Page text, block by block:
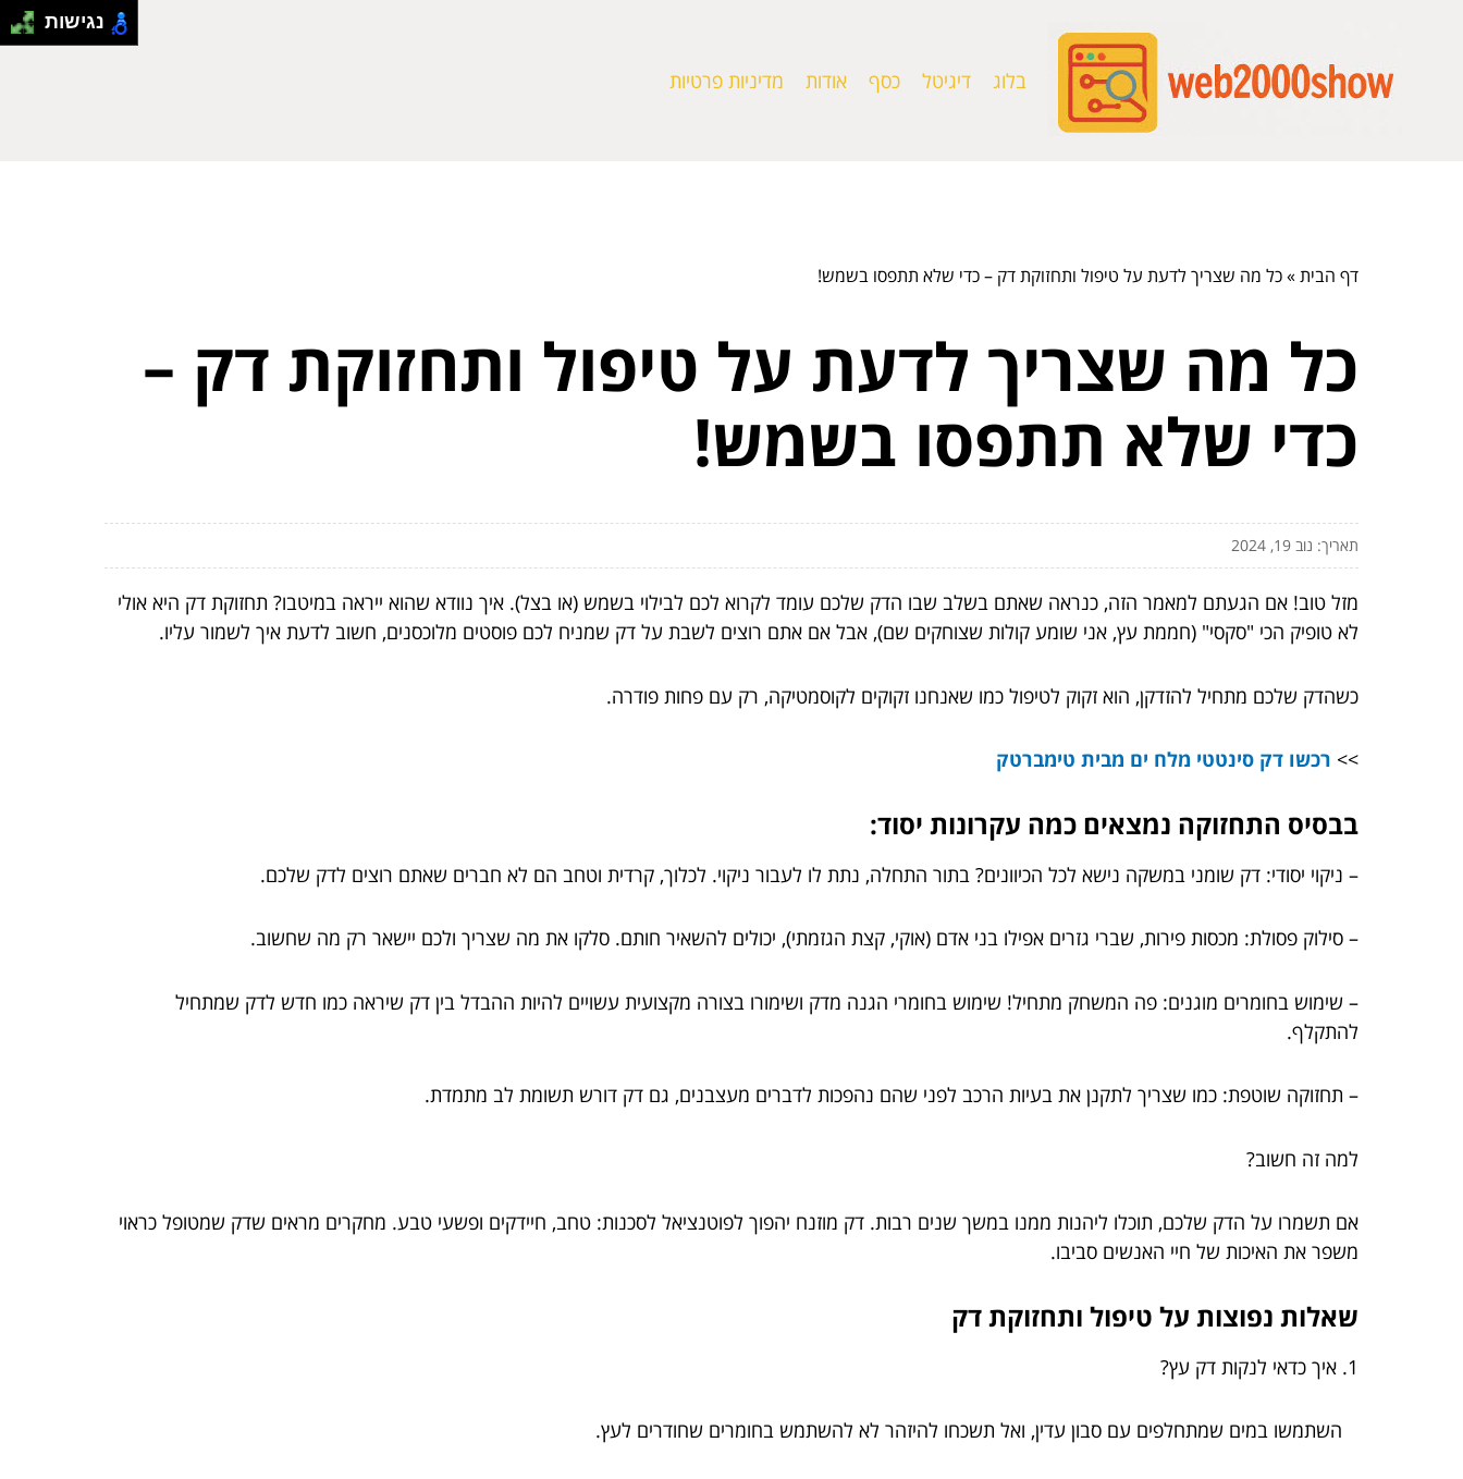
בלוג דיגיטל כסף אודות מדיניות פרטיות
דף הבית»כל מה שצריך לדעת על טיפול ותחזוקת דק – כדי שלא תתפסו בשמש!
כל מה שצריך לדעת על טיפול ותחזוקת דק –
כדי שלא תתפסו בשמש!
תאריך: נוב 19, 2024
מזל טוב! אם הגעתם למאמר הזה, כנראה שאתם בשלב שבו הדק שלכם עומד לקרוא לכם לבילוי בשמש (או בצל). איך נוודא שהוא ייראה במיטבו? תחזוקת דק היא אולי
לא טופיק הכי "סקסי" (חממת עץ, אני שומע קולות שצוחקים שם), אבל אם אתם רוצים לשבת על דק שמניח לכם פוסטים מלוכסנים, חשוב לדעת איך לשמור עליו.
כשהדק שלכם מתחיל להזדקן, הוא זקוק לטיפול כמו שאנחנו זקוקים לקוסמטיקה, רק עם פחות פודרה.
>> רכשו דק סינטטי מלח ים מבית טימברטק
בבסיס התחזוקה נמצאים כמה עקרונות יסוד:
– ניקוי יסודי: דק שומני במשקה נישא לכל הכיוונים? בתור התחלה, נתת לו לעבור ניקוי. לכלוך, קרדית וטחב הם לא חברים שאתם רוצים לדק שלכם.
– סילוק פסולת: מכסות פירות, שברי גזרים אפילו בני אדם (אוקי, קצת הגזמתי), יכולים להשאיר חותם. סלקו את מה שצריך ולכם יישאר רק מה שחשוב.
– שימוש בחומרים מוגנים: פה המשחק מתחיל! שימוש בחומרי הגנה מדק ושימורו בצורה מקצועית עשויים להיות ההבדל בין דק שיראה כמו חדש לדק שמתחיל
להתקלף.
– תחזוקה שוטפת: כמו שצריך לתקנן את בעיות הרכב לפני שהם נהפכות לדברים מעצבנים, גם דק דורש תשומת לב מתמדת.
למה זה חשוב?
אם תשמרו על הדק שלכם, תוכלו ליהנות ממנו במשך שנים רבות. דק מוזנח יהפוך לפוטנציאל לסכנות: טחב, חיידקים ופשעי טבע. מחקרים מראים שדק שמטופל כראוי
משפר את האיכות של חיי האנשים סביבו.
שאלות נפוצות על טיפול ותחזוקת דק
1. איך כדאי לנקות דק עץ?
השתמשו במים שמתחלפים עם סבון עדין, ואל תשכחו להיזהר לא להשתמש בחומרים שחודרים לעץ.
נגישות